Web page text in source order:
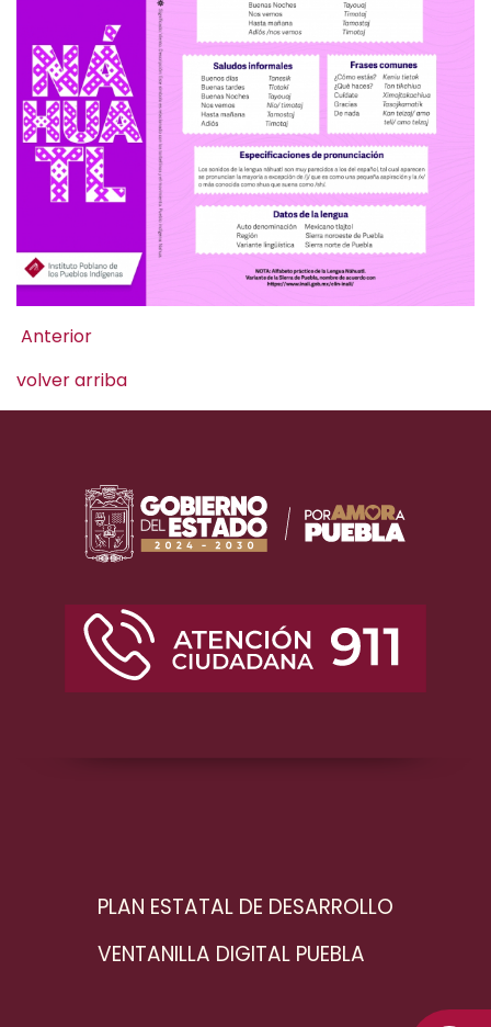
Anterior
volver arriba
PLAN ESTATAL DE DESARROLLO
VENTANILLA DIGITAL PUEBLA